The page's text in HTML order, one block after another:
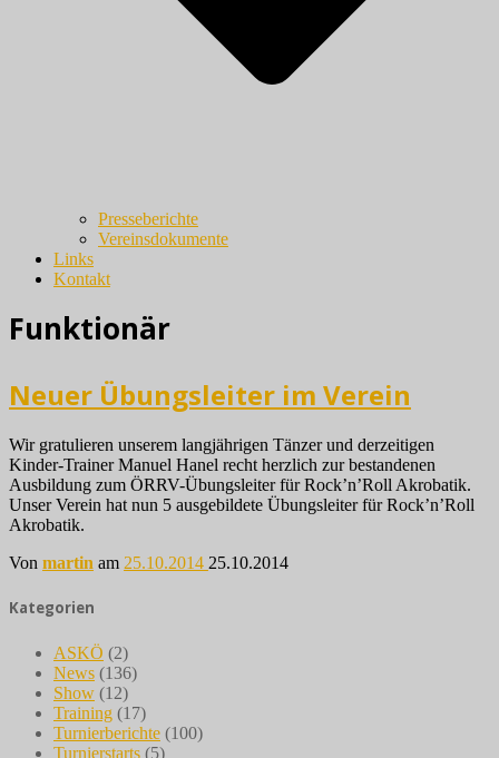
Presseberichte
Vereinsdokumente
Links
Kontakt
Funktionär
Neuer Übungsleiter im Verein
Wir gratulieren unserem langjährigen Tänzer und derzeitigen
Kinder-Trainer Manuel Hanel recht herzlich zur bestandenen
Ausbildung zum ÖRRV-Übungsleiter für Rock’n’Roll Akrobatik.
Unser Verein hat nun 5 ausgebildete Übungsleiter für Rock’n’Roll
Akrobatik.
Von martin am 25.10.2014 25.10.2014
Kategorien
ASKÖ (2)
News (136)
Show (12)
Training (17)
Turnierberichte (100)
Turnierstarts (5)